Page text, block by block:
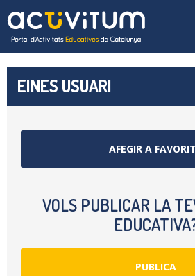
EINES USUARI
AFEGIR A
VOLS PUBLICAR LA
PUBLICA